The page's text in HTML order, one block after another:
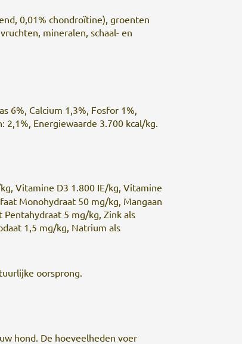
0,01% chondroïtine), groenten
mineralen, schaal- en
6%, Calcium 1,3%, Fosfor 1%,
2,1%, Energiewaarde 3.700 kcal/kg.
Vitamine D3 1.800 IE/kg, Vitamine
Monohydraat 50 mg/kg, Mangaan
Pentahydraat 5 mg/kg, Zink als
1,5 mg/kg, Natrium als
oorsprong.
hond. De hoeveelheden voer